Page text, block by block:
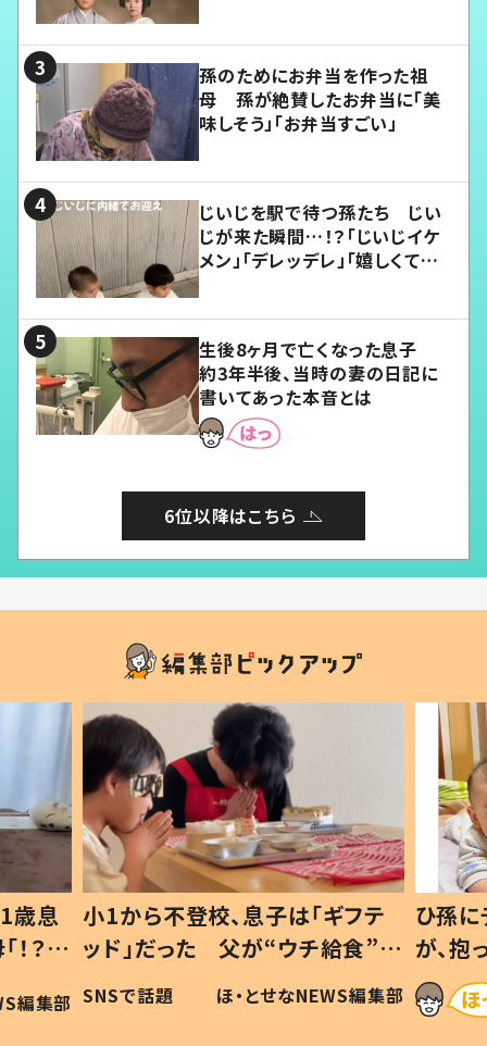
孫のためにお弁当を作った祖
母 孫が絶賛したお弁当に「美
味しそう」「お弁当すごい」
じいじを駅で待つ孫たち じい
じが来た瞬間…！？「じいじイケ
メン」「デレッデレ」「嬉しくて可
生後8ヶ月で亡くなった息子
約3年半後、当時の妻の日記に
書いてあった本音とは
6位以降はこちら
歳息
？」
編集部
小1から不登校、息子は「ギフテ
ッド」だった 父が“ウチ給食”を
作り続ける理由とは #令和の親
#令和の子
SNSで話題 ほ・とせなNEWS編集部
ひ孫
が、
「涙が
い」